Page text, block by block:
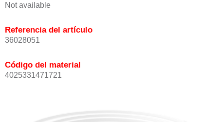
Not available
Referencia del artículo
36028051
Código del material
4025331471721